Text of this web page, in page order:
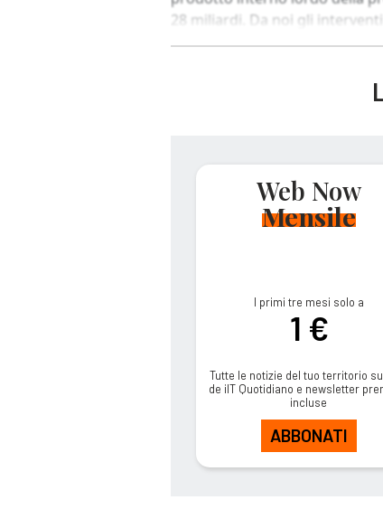
28 miliardi. Da noi gli interventi
Web Now
Mensile
I primi tre mesi solo a
1 €
Tutte le notizie del tuo territorio
de ilT Quotidiano e newsletter
incluse
ABBONATI